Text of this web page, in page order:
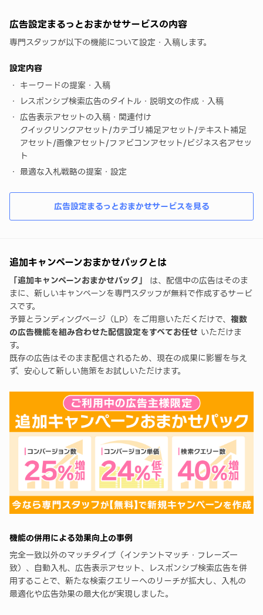
広告設定まるっとおまかせサービスの内容
専門スタッフが以下の機能について設定・入稿します。
設定内容
キーワードの提案・入稿
レスポンシブ検索広告のタイトル・説明文の作成・入稿
広告表示アセットの入稿・関連付け
クイックリンクアセット/カテゴリ補足アセット/テキスト補足
アセット/画像アセット/ファビコンアセット/ビジネス名アセッ
ト
最適な入札戦略の提案・設定
広告設定まるっとおまかせサービスを見る
追加キャンペーンおまかせパックとは
「追加キャンペーンおまかせパック」
は、配信中の広告はそのま
まに、新しいキャンペーンを専門スタッフが無料で作成するサービ
スです。
予算とランディングページ（LP）をご用意いただくだけで、 複数
の広告機能を組み合わせた配信設定をすべてお任せ いただけま
す。
既存の広告はそのまま配信されるため、現在の成果に影響を与え
ず、安心して新しい施策をお試しいただけます。
機能の併用による効果向上の事例
完全一致以外のマッチタイプ（インテントマッチ・フレーズ一
致）、自動入札、広告表示アセット、レスポンシブ検索広告を併
用することで、新たな検索クエリーへのリーチが拡大し、入札の
最適化や広告効果の最大化が実現しました。